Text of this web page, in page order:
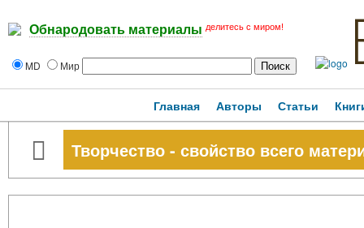
Обнародовать материалы делитесь с миром!
MD Мир
Главная Авторы Статьи
Творчество - свойство всего